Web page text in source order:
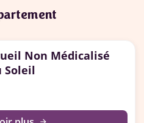
Non Médicalisé
Soleil